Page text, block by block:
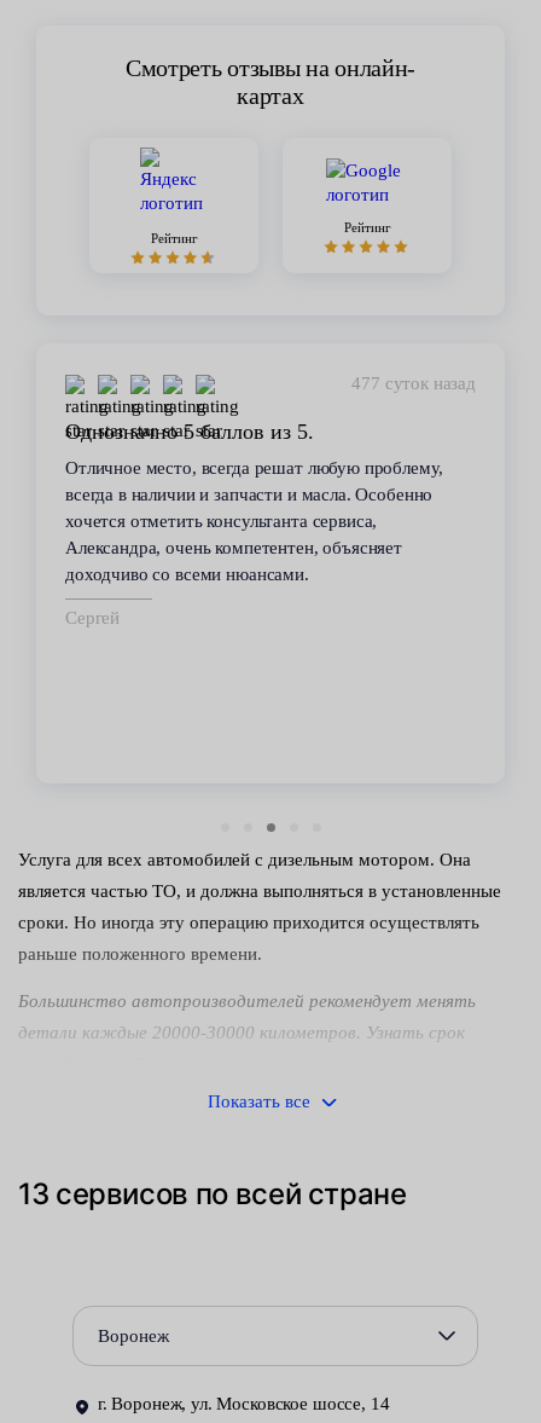
Смотреть отзывы на онлайн-
картах
Рейтинг
Рейтинг
477 суток назад
Однозначно 5 баллов из 5.
Отличное место, всегда решат любую проблему,
всегда в наличии и запчасти и масла. Особенно
хочется отметить консультанта сервиса,
Александра, очень компетентен, объясняет
доходчиво со всеми нюансами.
Сергей
Услуга для всех автомобилей с дизельным мотором. Она
является частью ТО, и должна выполняться в установленные
сроки. Но иногда эту операцию приходится осуществлять
раньше положенного времени.
Большинство автопроизводителей рекомендует менять
детали каждые 20000-30000 километров. Узнать срок
конкретного автомобиля.
детали неисправны можно по таким симптомам:
нестабильная работа мотора и некоторые иные.
Показать все
13 сервисов по всей стране
Воронеж
г. Воронеж, ул. Московское шоссе, 14